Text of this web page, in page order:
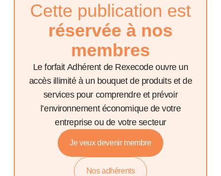
Cette publication est
réservée à nos
membres
Le forfait Adhérent de Rexecode ouvre un
accès illimité à un bouquet de produits et de
services pour comprendre et prévoir
l’environnement économique de votre
entreprise ou de votre secteur
Je veux devenir membre
Nos adhérents